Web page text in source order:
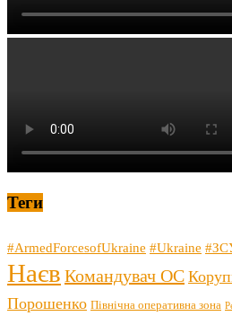
Теги
#ArmedForcesofUkraine #Ukraine
Наєв Командувач ОС
Порошенко Північна оперативна зона